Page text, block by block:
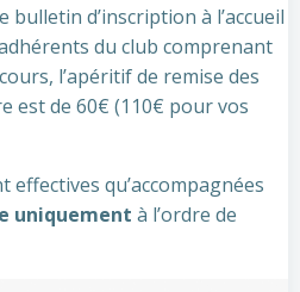
d’inscription à l’accueil
du club comprenant
l’apéritif de remise des
est de 60€ (110€ pour vos
qu’accompagnées
uniquement à l’ordre de